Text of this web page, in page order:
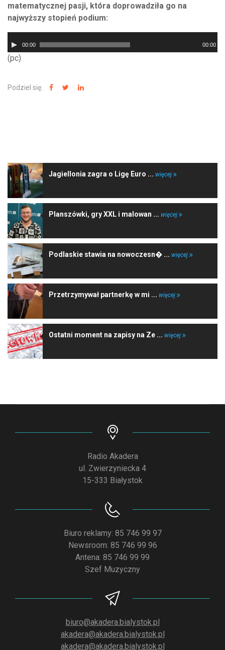
matematycznej pasji, która doprowadziła go na
najwyższy stopień podium:
plików
dźwiękowych
00:00 00:00
(pc)
Podziel się:
Jagiellonia zagra o Ligę Euro ... więcej
Planszówki, gry XXL i malowan ... więcej
Podlaskie stawia na nowoczesn� ... więcej
Przetrzymywał partnerkę w mi ... więcej
Ostatni moment na zapisy na Ze ... więcej
Radio Akadera
ul. Zwierzyniecka 4
15-333 Białystok
Biuro reklamy: 85 746 99 97
Newsroom: 85 746 99 96
Antena: 85 746 99 99
Szef Muzyczny
biuro@akadera.bialystok.pl
akadera@akadera.bialystok.pl
akadera@akadera.bialystok.pl